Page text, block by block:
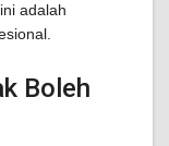
adalah
Boleh